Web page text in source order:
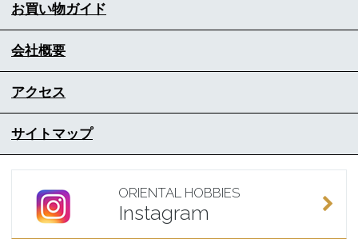
お買い物ガイド
会社概要
アクセス
サイトマップ
ORIENTAL HOBBIES
Instagram